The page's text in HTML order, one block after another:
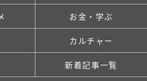
お金・学ぶ
カルチャー
新着記事一覧